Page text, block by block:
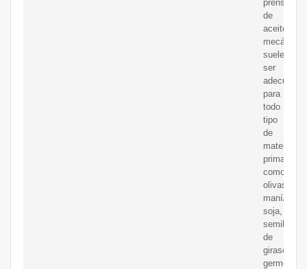
prensa
de
aceite
mecánica
suele
ser
adecuada
para
todo
tipo
de
materia
prima,
como
olivas,
maní/
soja,
semilla
de
girasol,
germen